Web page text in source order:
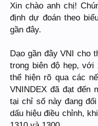
Xin chào anh chị!
định dự đoán theo
gần đây.
Dạo gần đây VNI cho
trong biên độ hẹp, với
thể hiện rõ qua các
VNINDEX đã đạt đến
tại chỉ số này đang
dấu hiệu điều chỉnh,